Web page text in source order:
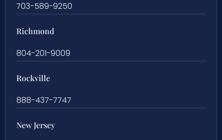
703-589-9250
Richmond
804-201-9009
Rockville
888-437-7747
New Jersey